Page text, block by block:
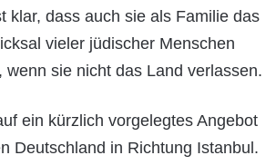
klar, dass auch sie als Familie das
vieler jüdischer Menschen
wenn sie nicht das Land verlassen.
ein kürzlich vorgelegtes Angebot
Deutschland in Richtung Istanbul.